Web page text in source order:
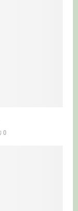
0